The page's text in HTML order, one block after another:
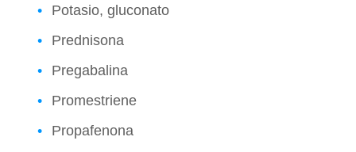
Potasio, gluconato
Prednisona
Pregabalina
Promestriene
Propafenona